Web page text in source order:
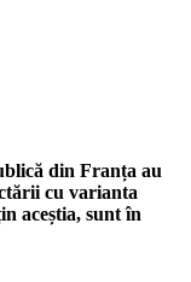
din Franța au
cu varianta
aceștia, sunt în